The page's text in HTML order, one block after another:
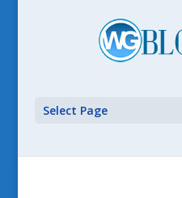
Select Page